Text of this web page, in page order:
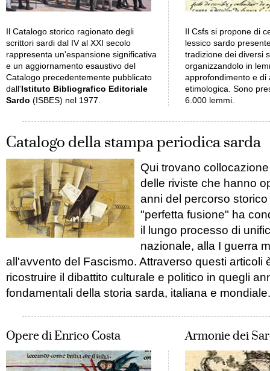
Il Catalogo storico ragionato degli
scrittori sardi dal IV al XXI secolo
rappresenta un'espansione significativa
e un aggiornamento esaustivo del
Catalogo precedentemente pubblicato
dall'Istituto Bibliografico Editoriale
Sardo (ISBES) nel 1977.
Il Csfs si propone di
lessico sardo
tradizione dei diversi
organizzandolo in
approfondimento e di
etimologica. Sono
6.000 lemmi.
Catalogo della stampa periodica sarda
Qui trovano
delle riviste che hanno
anni del percorso
"perfetta fusione" ha
il lungo processo di
nazionale, alla I guerra
all'avvento del Fascismo. Attraverso questi articoli
ricostruire il dibattito culturale e politico in quegli
fondamentali della storia sarda, italiana e mondiale.
Opere di Enrico Costa Armonie dei